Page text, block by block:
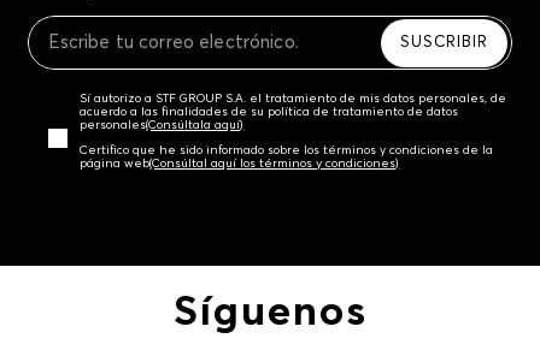
SUSCRIBIR
Sí autorizo a STF GROUP S.A. el tratamiento de mis datos personales, de
acuerdo a las finalidades de su política de tratamiento de datos
personales‎(Consúltala aquí)
Certifico que he sido informado sobre los términos y condiciones de la
página web‎(Consúltal aquí los términos y condiciones)
Síguenos